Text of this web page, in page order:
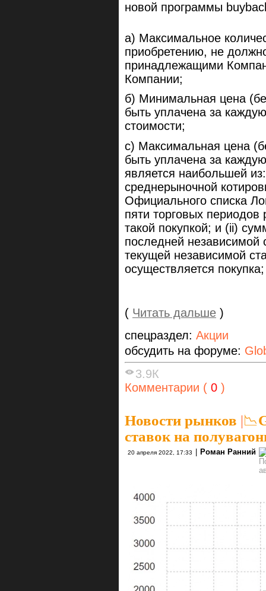
новой программы
а) Максимальное
приобретению, не
принадлежащими
Компании;
б) Минимальная цена
быть уплачена за
стоимости;
c) Максимальная цена
быть уплачена за
является наибольшей
среднерыночной
Официального списка
пяти торговых
такой покупкой; и (ii)
последней
текущей независимой
осуществляется покупка;
( Читать дальше )
спецраздел: Акции
обсудить на форуме:
3.9К
Комментарии ( 0 )
Новости рынков |
ставок на
20 апреля 2022, 17:33 | Роман Ранний